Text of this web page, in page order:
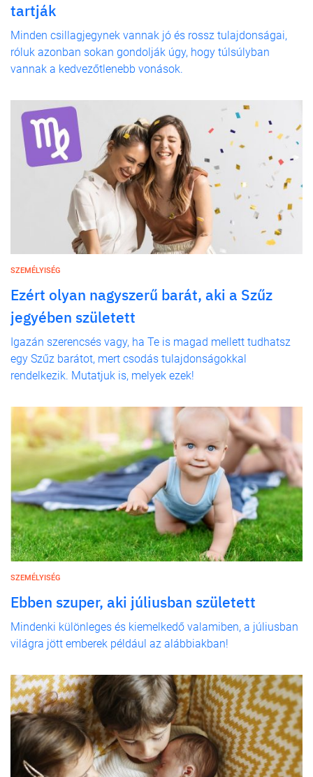
tartják
Minden csillagjegynek vannak jó és rossz tulajdonságai,
róluk azonban sokan gondolják úgy, hogy túlsúlyban
vannak a kedvezőtlenebb vonások.
SZEMÉLYISÉG
Ezért olyan nagyszerű barát, aki a Szűz
jegyében született
Igazán szerencsés vagy, ha Te is magad mellett tudhatsz
egy Szűz barátot, mert csodás tulajdonságokkal
rendelkezik. Mutatjuk is, melyek ezek!
SZEMÉLYISÉG
Ebben szuper, aki júliusban született
Mindenki különleges és kiemelkedő valamiben, a júliusban
világra jött emberek például az alábbiakban!